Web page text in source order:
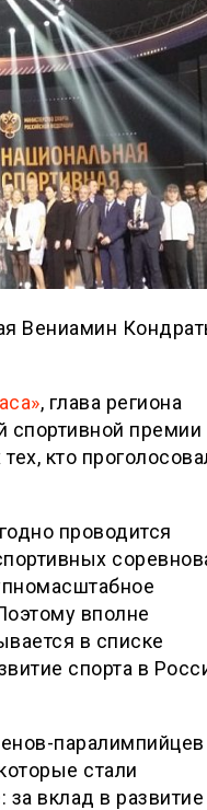
Вениамин
, глава региона
спортивной премии
кто
проводится
вполне
в списке
спорта в
стали
вклад в развитие